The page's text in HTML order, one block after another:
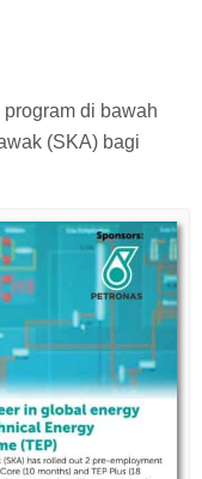
di bawah
(SKA) bagi